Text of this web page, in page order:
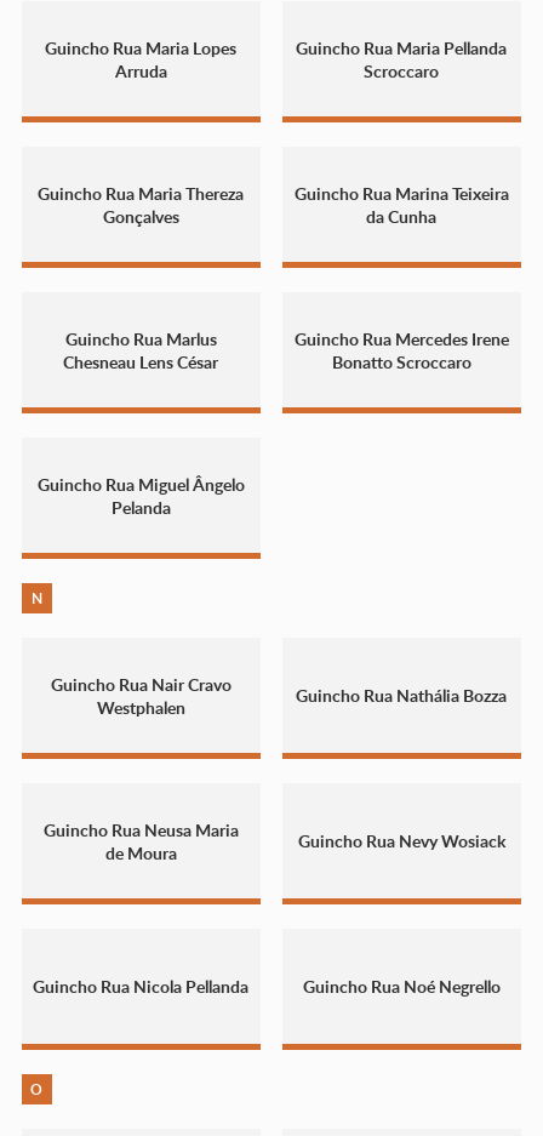
Guincho Rua Maria Lopes
Arruda
Guincho Rua Maria Pellanda
Scroccaro
Guincho Rua Maria Thereza
Gonçalves
Guincho Rua Marina Teixeira
da Cunha
Guincho Rua Marlus
Chesneau Lens César
Guincho Rua Mercedes Irene
Bonatto Scroccaro
Guincho Rua Miguel Ângelo
Pelanda
N
Guincho Rua Nair Cravo
Westphalen
Guincho Rua Nathália Bozza
Guincho Rua Neusa Maria
de Moura
Guincho Rua Nevy Wosiack
Guincho Rua Nicola Pellanda Guincho Rua Noé Negrello
O